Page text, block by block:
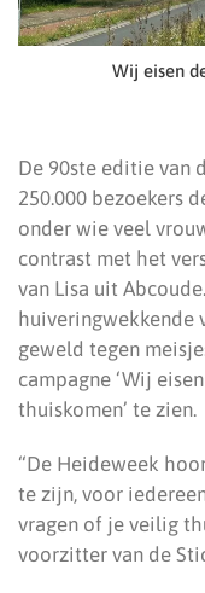
Wij eisen
De 90ste editie van
250.000 bezoekers
onder wie veel
contrast met het
van Lisa uit
huiveringwekkende
geweld tegen
campagne ‘Wij
thuiskomen’ te zien.
“De Heideweek
te zijn, voor
vragen of je veilig
voorzitter van de